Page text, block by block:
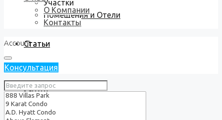
Участки
Помещения и Отели
Статьи
Услуги
О Компании
Контакты
Account
Консультация